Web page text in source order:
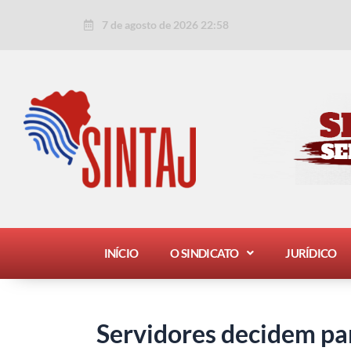
7 de agosto de 2026 22:58
INÍCIO O SINDICATO JURÍDICO
Servidores decidem
navigation